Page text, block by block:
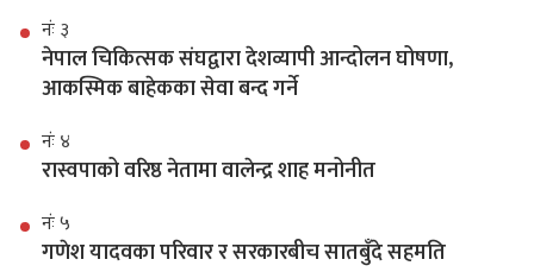
नंः ३
नेपाल चिकित्सक संघद्वारा देशव्यापी आन्दोलन घोषणा,
आकस्मिक बाहेकका सेवा बन्द गर्ने
नंः ४
रास्वपाको वरिष्ठ नेतामा वालेन्द्र शाह मनोनीत
नंः ५
गणेश यादवका परिवार र सरकारबीच सातबुँदे सहमति